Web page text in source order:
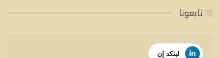
تابعونا
لينكد إن